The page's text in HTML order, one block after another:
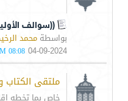
((سوالف
بواسطةمحمد
04-09-2024
08:08 AM
ملتقى الكتاب
خاص بما تخطه